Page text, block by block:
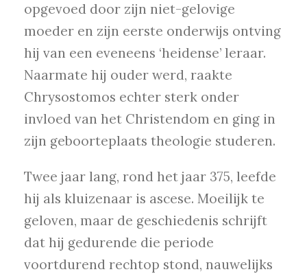
opgevoed door zijn niet-gelovige
moeder en zijn eerste onderwijs ontving
hij van een eveneens ‘heidense’ leraar.
Naarmate hij ouder werd, raakte
Chrysostomos echter sterk onder
invloed van het Christendom en ging in
zijn geboorteplaats theologie studeren.
Twee jaar lang, rond het jaar 375, leefde
hij als kluizenaar is ascese. Moeilijk te
geloven, maar de geschiedenis schrijft
dat hij gedurende die periode
voortdurend rechtop stond, nauwelijks